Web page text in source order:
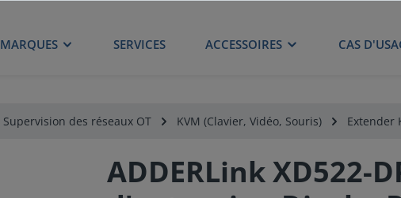
MARQUES SERVICES ACCESSOIRES CAS
Supervision des réseaux OT KVM (Clavier, Vidéo, Souris) Extender
ADDERLink XD522-